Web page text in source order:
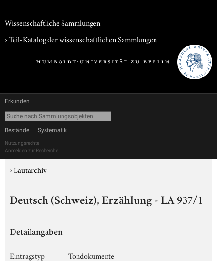
Wissenschaftliche Sammlungen
› Teil-Katalog der wissenschaftlichen Sammlungen
Erkunden
Bestände Systematik
Nutzungsrechte
Anmelden zur Recherche
›Lautarchiv
Deutsch (Schweiz), Erzählung - LA 937/1
Detailangaben
Eintragstyp
Tondokumente